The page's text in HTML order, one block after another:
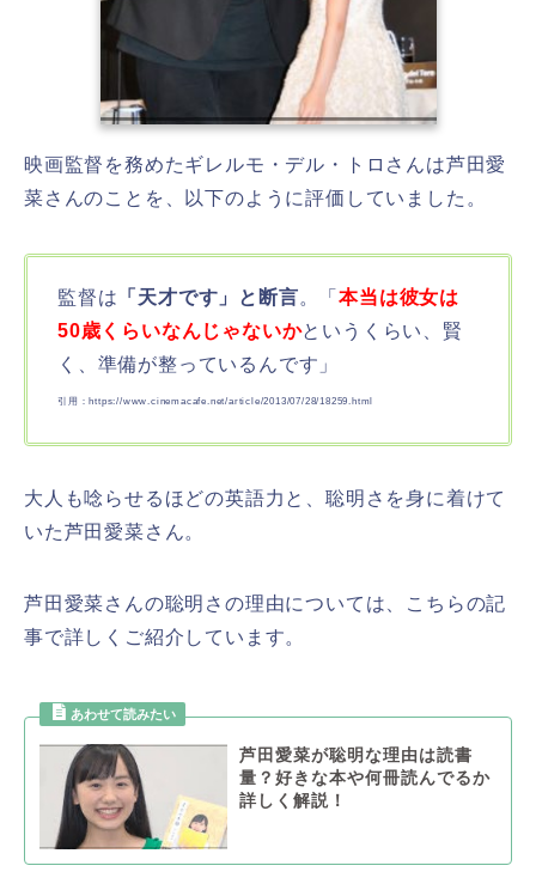
映画監督を務めたギレルモ・デル・トロさんは芦田愛
菜さんのことを、以下のように評価していました。
監督は 「天才です」と断言。「本当は彼女は
50歳くらいなんじゃないかというくらい、賢
く、準備が整っているんです」
引用：https://www.cinemacafe.net/article/2013/07/28/18259.html
大人も唸らせるほどの英語力と、聡明さを身に着けて
いた芦田愛菜さん。
芦田愛菜さんの聡明さの理由については、こちらの記
事で詳しくご紹介しています。
芦田愛菜が聡明な理由は読書
量？好きな本や何冊読んでるか
詳しく解説！